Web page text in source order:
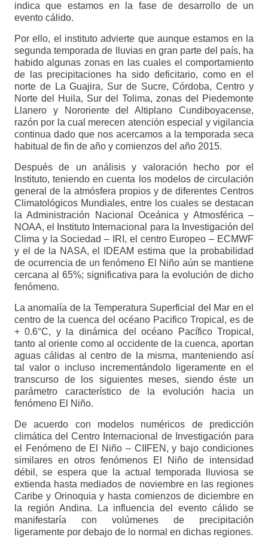
indica que estamos en la fase de desarrollo de un
evento cálido.
Por ello, el instituto advierte que aunque estamos en la
segunda temporada de lluvias en gran parte del país, ha
habido algunas zonas en las cuales el comportamiento
de las precipitaciones ha sido deficitario, como en el
norte de La Guajira, Sur de Sucre, Córdoba, Centro y
Norte del Huila, Sur del Tolima, zonas del Piedemonte
Llanero y Nororiente del Altiplano Cundiboyacense,
razón por la cual merecen atención especial y vigilancia
continua dado que nos acercamos a la temporada seca
habitual de fin de año y comienzos del año 2015.
Después de un análisis y valoración hecho por el
Instituto, teniendo en cuenta los modelos de circulación
general de la atmósfera propios y de diferentes Centros
Climatológicos Mundiales, entre los cuales se destacan
la Administración Nacional Oceánica y Atmosférica –
NOAA, el Instituto Internacional para la Investigación del
Clima y la Sociedad – IRI, el centro Europeo – ECMWF
y el de la NASA, el IDEAM estima que la probabilidad
de ocurrencia de un fenómeno El Niño aún se mantiene
cercana al 65%; significativa para la evolución de dicho
fenómeno.
La anomalía de la Temperatura Superficial del Mar en el
centro de la cuenca del océano Pacifico Tropical, es de
+ 0.6°C, y la dinámica del océano Pacífico Tropical,
tanto al oriente como al occidente de la cuenca, aportan
aguas cálidas al centro de la misma, manteniendo así
tal valor o incluso incrementándolo ligeramente en el
transcurso de los siguientes meses, siendo éste un
parámetro característico de la evolución hacia un
fenómeno El Niño.
De acuerdo con modelos numéricos de predicción
climática del Centro Internacional de Investigación para
el Fenómeno de El Niño – CIIFEN, y bajo condiciones
similares en otros fenómenos El Niño de intensidad
débil, se espera que la actual temporada lluviosa se
extienda hasta mediados de noviembre en las regiones
Caribe y Orinoquia y hasta comienzos de diciembre en
la región Andina. La influencia del evento cálido se
manifestaría con volúmenes de precipitación
ligeramente por debajo de lo normal en dichas regiones.